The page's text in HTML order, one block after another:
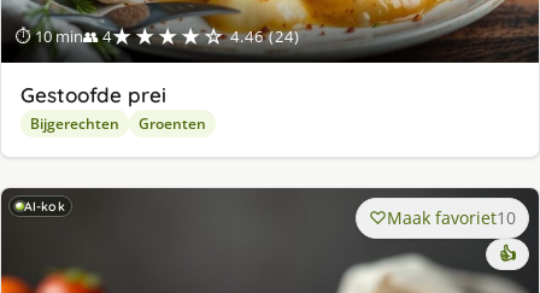
⏱ 10 min👥 4★★★★☆ 4.46 (24)
Gestoofde prei
Bijgerechten Groenten
AI-kok Maak favoriet10
👍